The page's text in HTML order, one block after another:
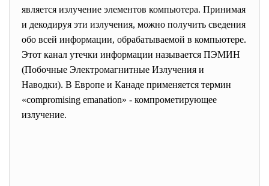
является излучение элементов компьютера. Принимая
и декодируя эти излучения, можно получить сведения
обо всей информации, обрабатываемой в компьютере.
Этот канал утечки информации называется ПЭМИН
(Побочные Электромагнитные Излучения и
Наводки). В Европе и Канаде применяется термин
«compromising emanation» - компрометирующее
излучение.